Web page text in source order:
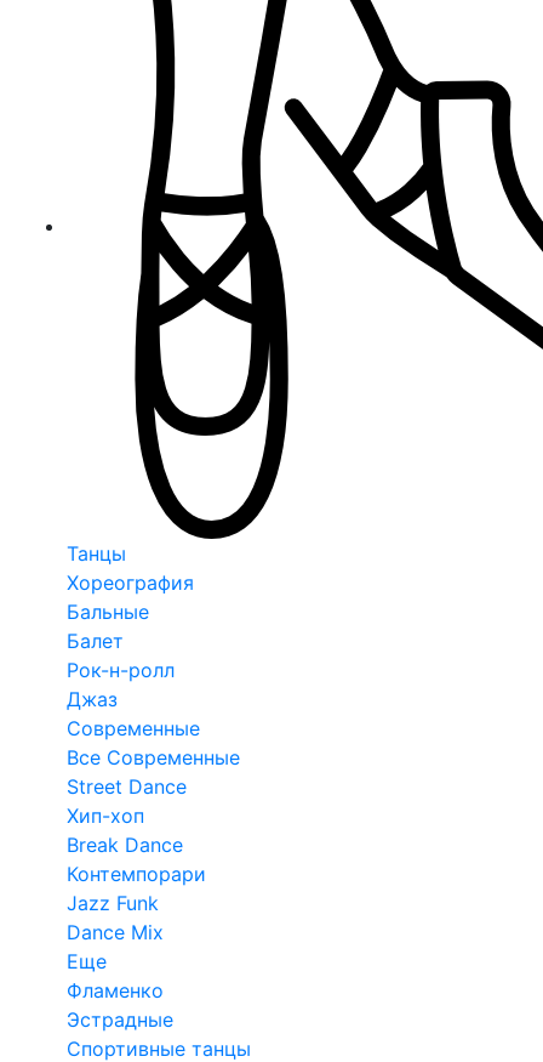
Танцы
Хореография
Бальные
Балет
Рок-н-ролл
Джаз
Современные
Все Современные
Street Dance
Хип-хоп
Break Dance
Контемпорари
Jazz Funk
Dance Mix
Еще
Фламенко
Эстрадные
Спортивные танцы